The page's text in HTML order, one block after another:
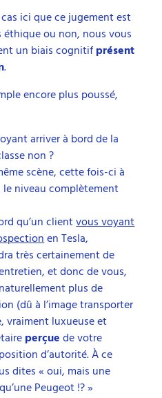
ici que ce jugement est
éthique ou non, nous vous
un biais cognitifprésent
.
encore plus poussé,
arriver à bord de la
non ?
scène, cette fois-ci à
le niveau complètement
qu’un clientvous voyant
en Tesla,
très certainement de
et donc de vous,
plus de
(dû à l’image transporter
vraiment luxueuse et
perçuede votre
d’autorité. À ce
dites « oui, mais une
Peugeot !? »